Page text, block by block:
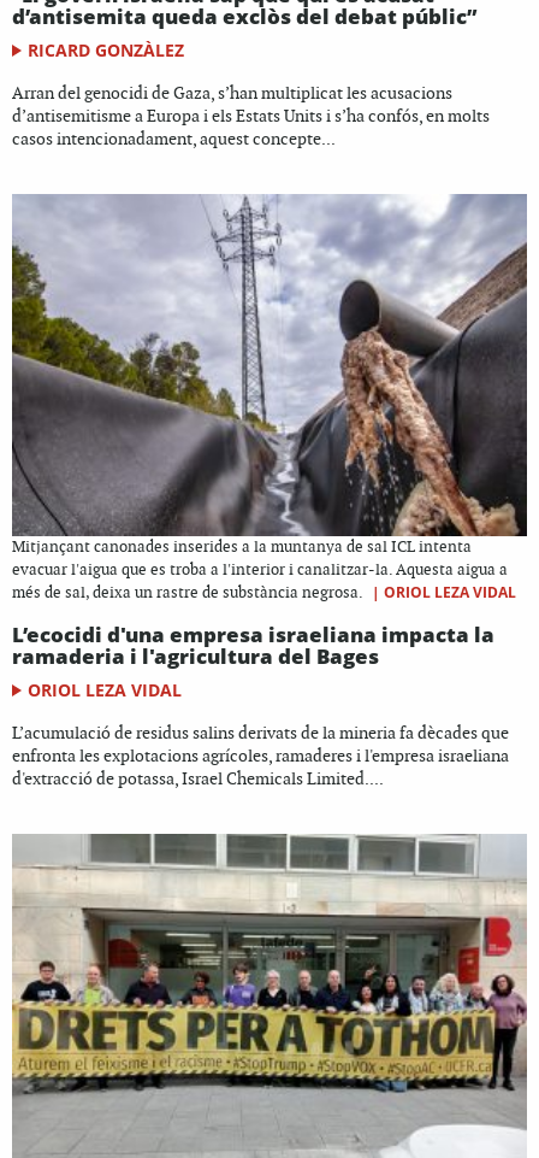
d’antisemita queda exclòs del debat públic”
RICARD GONZÀLEZ
Arran del genocidi de Gaza, s’han multiplicat les acusacions
d’antisemitisme a Europa i els Estats Units i s’ha confós, en molts
casos intencionadament, aquest concepte...
Mitjançant canonades inserides a la muntanya de sal ICL intenta
evacuar l'aigua que es troba a l'interior i canalitzar-la. Aquesta aigua a
més de sal, deixa un rastre de substància negrosa.
| ORIOL LEZA VIDAL
L’ecocidi d'una empresa israeliana impacta la
ramaderia i l'agricultura del Bages
ORIOL LEZA VIDAL
L’acumulació de residus salins derivats de la mineria fa dècades que
enfronta les explotacions agrícoles, ramaderes i l'empresa israeliana
d'extracció de potassa, Israel Chemicals Limited....